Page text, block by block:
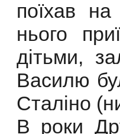
поїхав
нього
дітьми,
Василю
Сталіно
В роки